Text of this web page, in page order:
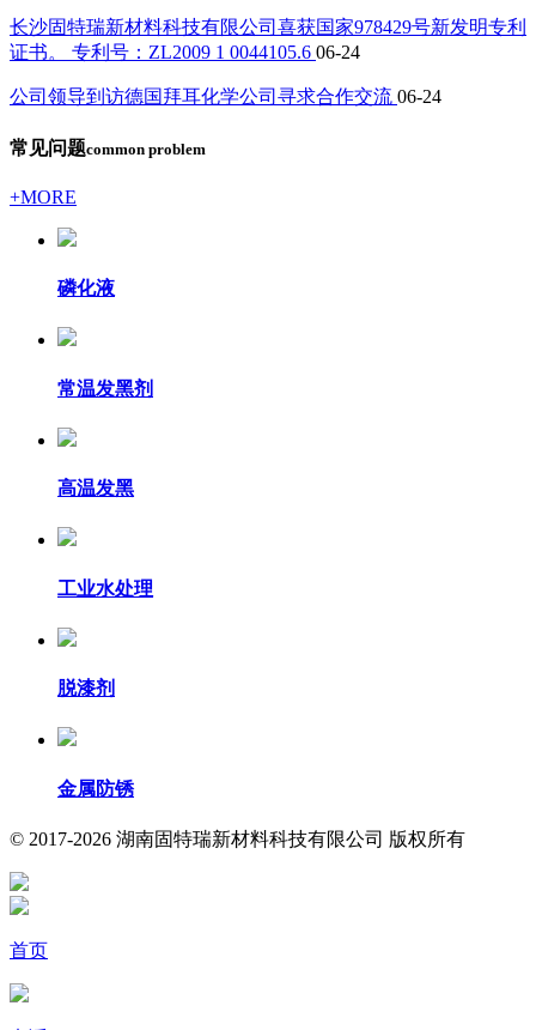
长沙固特瑞新材料科技有限公司喜获国家978429号新发明专利
证书。 专利号：ZL2009 1 0044105.6 06-24
公司领导到访德国拜耳化学公司寻求合作交流 06-24
常见问题common problem
+MORE
磷化液
常温发黑剂
高温发黑
工业水处理
脱漆剂
金属防锈
© 2017-2026 湖南固特瑞新材料科技有限公司 版权所有
首页